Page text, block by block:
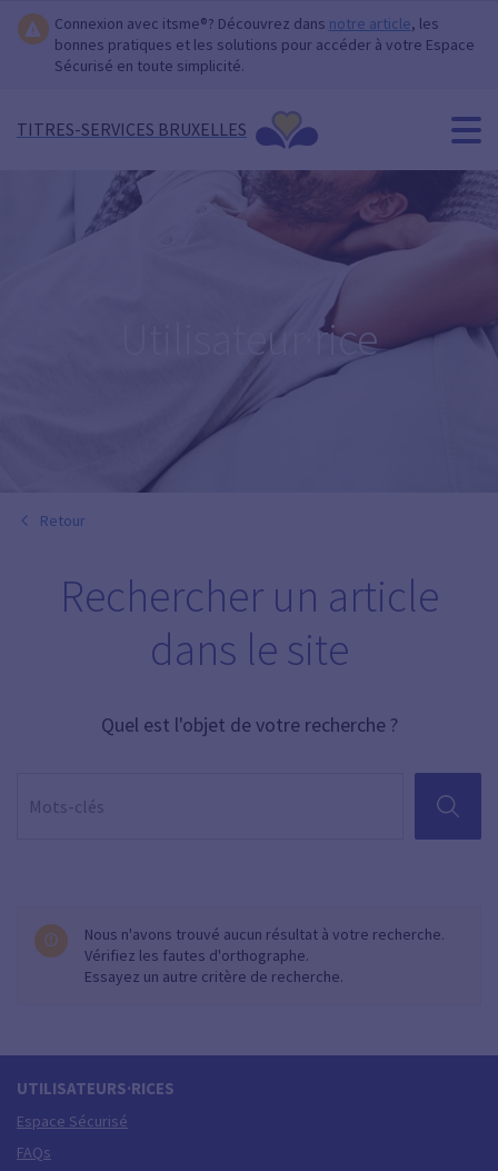
Connexion avec itsme®? Découvrez dans notre article, les
bonnes pratiques et les solutions pour accéder à votre Espace
Sécurisé en toute simplicité.
TITRES-SERVICES BRUXELLES
Utilisateur·rice
Retour
Rechercher un article
dans le site
Quel est l'objet de votre recherche ?
Nous n'avons trouvé aucun résultat à votre recherche.
Vérifiez les fautes d'orthographe.
Essayez un autre critère de recherche.
UTILISATEURS·RICES
Espace Sécurisé
FAQs